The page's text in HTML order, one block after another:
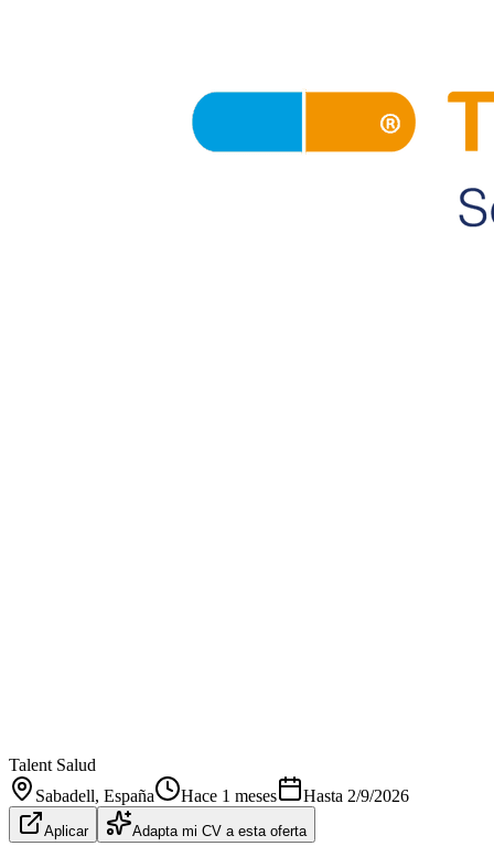
Talent Salud
Sabadell, España Hace 1 meses Hasta 2/9/2026
Aplicar Adapta mi CV a esta oferta